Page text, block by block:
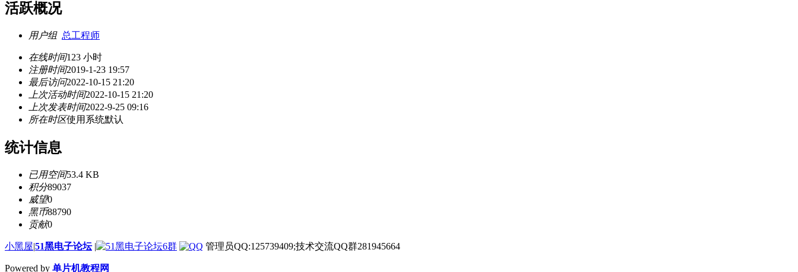
活跃概况
用户组 总工程师
在线时间123 小时
注册时间2019-1-23 19:57
最后访问2022-10-15 21:20
上次活动时间2022-10-15 21:20
上次发表时间2022-9-25 09:16
所在时区使用系统默认
统计信息
已用空间53.4 KB
积分89037
威望0
黑币88790
贡献0
小黑屋|51黑电子论坛 | 管理员QQ:125739409;技术交流QQ群281945664
Powered by 单片机教程网